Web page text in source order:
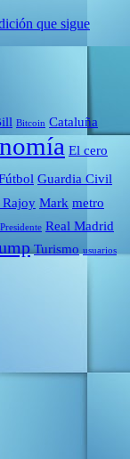
que sigue
Bitcoin Cataluña
El cero
Guardia Civil
Rajoy Mark metro
Presidente Real Madrid
Turismo usuarios